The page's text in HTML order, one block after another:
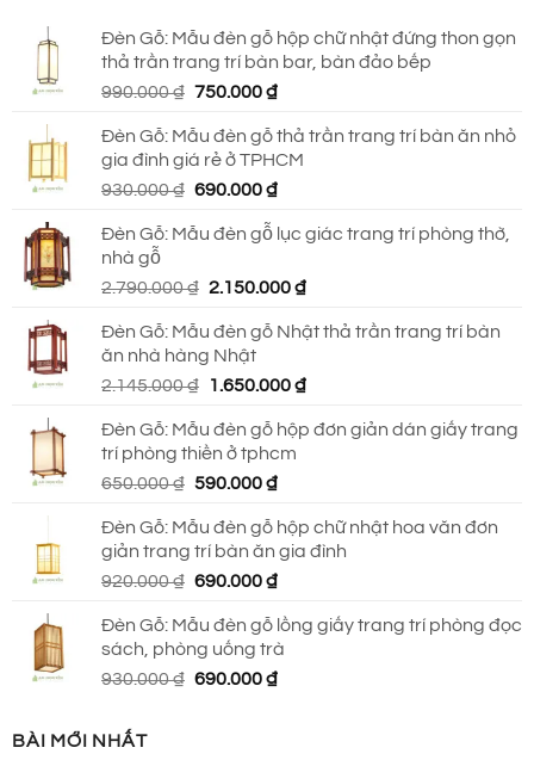
Đèn Gỗ: Mẫu đèn gỗ hộp chữ nhật đứng thon gọn
thả trần trang trí bàn bar, bàn đảo bếp
990.000₫ Giá
là:
990.000 ₫.
750.000₫Giá
tại
là:
750.000 ₫.
Đèn Gỗ: Mẫu đèn gỗ thả trần trang trí bàn ăn nhỏ
gia đình giá rẻ ở TPHCM
930.000₫ Giá
là:
690.000₫Giá
tại
690.000 ₫.
Đèn Gỗ: Mẫu đèn gỗ lục giác trang trí phòng thờ,
nhà gỗ
2.790.000₫ Giá
là:
2.790.000 ₫.
2.150.000₫Giá
tại
2.150.000 ₫.
Đèn Gỗ: Mẫu đèn gỗ Nhật thả trần trang trí bàn
ăn nhà hàng Nhật
2.145.000₫
Giá
là:
2.145.000 ₫.
1.650.000₫Giá
tại
Đèn Gỗ: Mẫu đèn gỗ hộp đơn giản dán giấy trang
trí phòng thiền ở tphcm
650.000₫ Giá
là:
650.000 ₫.
590.000₫Giá
tại
là:
590.000 ₫.
Đèn Gỗ: Mẫu đèn gỗ hộp chữ nhật hoa văn đơn
giản trang trí bàn ăn gia đình
920.000₫ Giá
là:
920.000 ₫.
690.000₫Giá
tại
là:
690.000 ₫.
Đèn Gỗ: Mẫu đèn gỗ lồng giấy trang trí phòng đọc
sách, phòng uống trà
930.000₫ Giá
690.000₫Giá
BÀI MỚI NHẤT